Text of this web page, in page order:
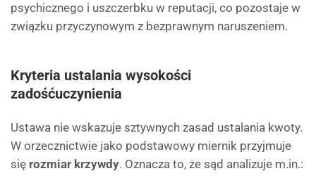
psychicznego i uszczerbku w reputacji, co pozostaje w
związku przyczynowym z bezprawnym naruszeniem.
Kryteria ustalania wysokości
zadośćuczynienia
Ustawa nie wskazuje sztywnych zasad ustalania kwoty.
W orzecznictwie jako podstawowy miernik przyjmuje
się rozmiar krzywdy. Oznacza to, że sąd analizuje m.in.: